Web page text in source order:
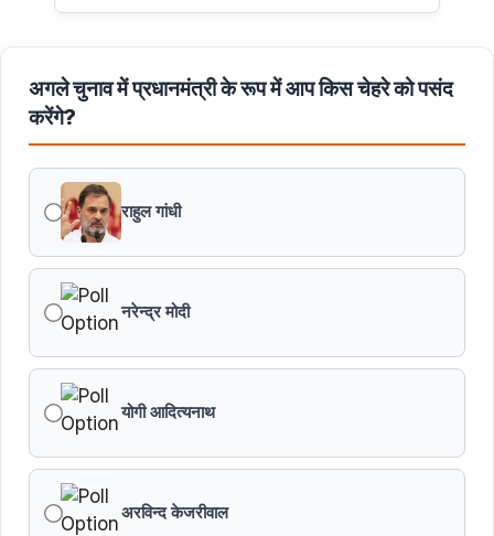
अगले चुनाव में प्रधानमंत्री के रूप में आप किस चेहरे को पसंद
करेंगे?
राहुल गांधी
नरेन्द्र मोदी
योगी आदित्यनाथ
अरविन्द केजरीवाल